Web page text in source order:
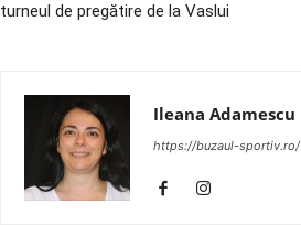
turneul de pregătire de la Vaslui
Ileana Adamescu
https://buzaul-sportiv.ro/